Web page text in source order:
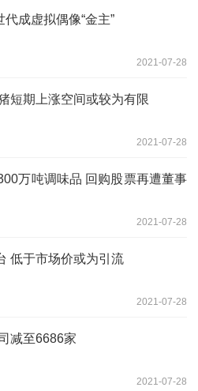
成虚拟偶像“金主”
2021-07-28
短期上涨空间或较为有限
2021-07-28
万吨调味品 回购股票再遭董事
2021-07-28
低于市场价或为引流
2021-07-28
减至6686家
2021-07-28